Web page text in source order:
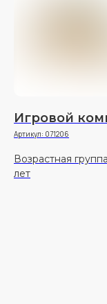
Игровой
Артикул: 071206
Возрастная
лет